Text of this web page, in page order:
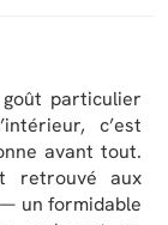
particulier
c’est
avant tout.
retrouvé aux
un formidable